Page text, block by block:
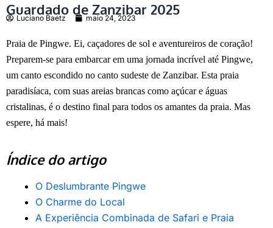
Guardado de Zanzibar 2025
Luciano Baetz maio 24, 2023
Praia de Pingwe. Ei, caçadores de sol e aventureiros de coração!
Preparem-se para embarcar em uma jornada incrível até Pingwe,
um canto escondido no canto sudeste de Zanzibar. Esta praia
paradisíaca, com suas areias brancas como açúcar e águas
cristalinas, é o destino final para todos os amantes da praia. Mas
espere, há mais!
Índice do artigo
O Deslumbrante Pingwe
O Charme do Local
A Experiência Combinada de Safari e Praia